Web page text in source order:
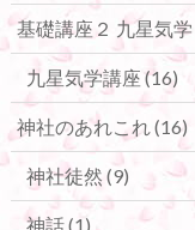
基礎講座２ 九星気学
九星気学講座 (16)
神社のあれこれ (16)
神社徒然 (9)
神話(1)